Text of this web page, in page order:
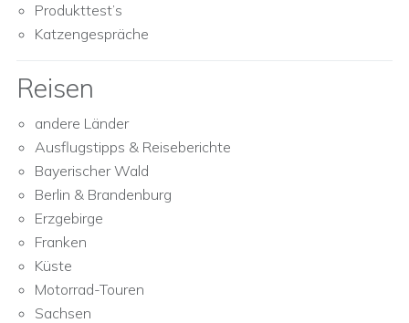
Produkttest’s
Katzengespräche
Reisen
andere Länder
Ausflugstipps & Reiseberichte
Bayerischer Wald
Berlin & Brandenburg
Erzgebirge
Franken
Küste
Motorrad-Touren
Sachsen